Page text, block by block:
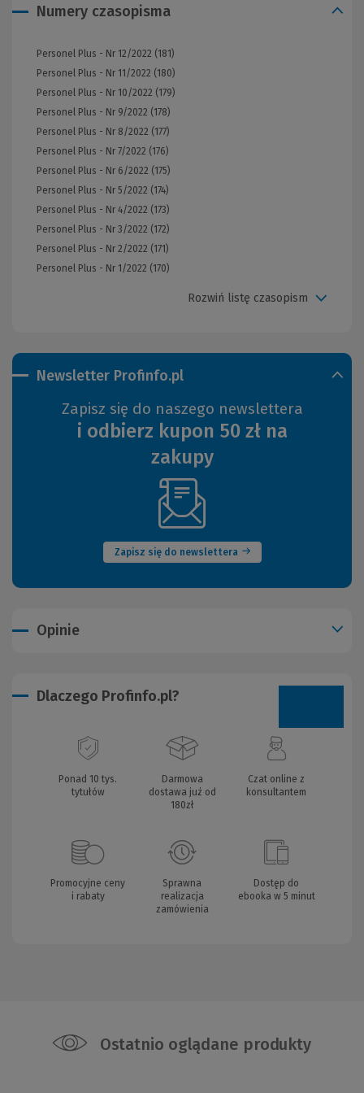
Newsletter Profinfo.pl
Zapisz się do naszego newslettera
i odbierz kupon 50 zł na
zakupy
Zapisz się do newslettera
(Nowe
okno)
Numery czasopisma
Personel Plus - Nr 12/2022 (181)
Personel Plus - Nr 11/2022 (180)
Personel Plus - Nr 10/2022 (179)
Personel Plus - Nr 9/2022 (178)
Personel Plus - Nr 8/2022 (177)
Personel Plus - Nr 7/2022 (176)
Personel Plus - Nr 6/2022 (175)
Personel Plus - Nr 5/2022 (174)
Personel Plus - Nr 4/2022 (173)
Personel Plus - Nr 3/2022 (172)
Personel Plus - Nr 2/2022 (171)
Personel Plus - Nr 1/2022 (170)
Rozwiń listę czasopism
Opinie
Dlaczego Profinfo.pl?
Ponad 10 tys.
tytułów
Darmowa
dostawa już od
180zł
Czat online z
konsultantem
Promocyjne ceny
i rabaty
Sprawna
realizacja
zamówienia
Dostęp do
ebooka w 5 minut
Ostatnio oglądane produkty